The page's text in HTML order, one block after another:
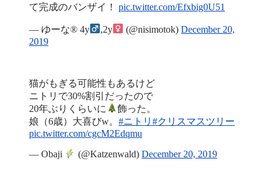
て完成のバンザイ！ pic.twitter.com/Efxbig0U51
— ゆーな®︎ 4y ,2y (@nisimotok)December 20,
2019
猫がもぎる可能性もあるけど
ニトリで30%割引だったので
20年ぶりくらいに
飾った。
娘（6歳）大喜びw。 #ニトリ #クリスマスツリー
pic.twitter.com/cgcM2Edqmu
— Obaji (@Katzenwald)December 20, 2019